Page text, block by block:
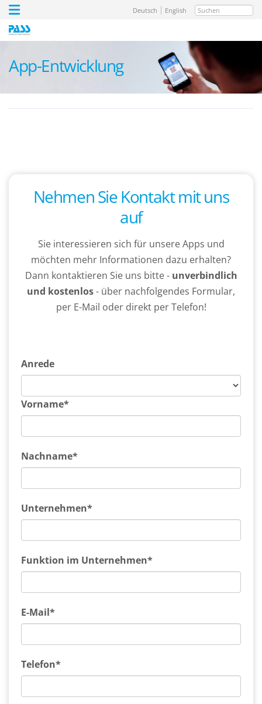
Suchen
Deutsch English
App-Entwicklung
Nehmen Sie Kontakt mit uns
auf
Sie interessieren sich für unsere Apps und
möchten mehr Informationen dazu erhalten?
Dann kontaktieren Sie uns bitte - unverbindlich
und kostenlos- über nachfolgendes Formular,
per E-Mail oder direkt per Telefon!
Anrede
Vorname*
Nachname*
Unternehmen*
Funktion im Unternehmen*
E-Mail*
Telefon*